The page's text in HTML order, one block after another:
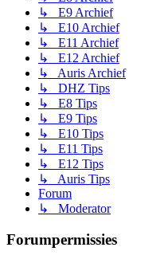
↳ E9 Archief
↳ E10 Archief
↳ E11 Archief
↳ E12 Archief
↳ Auris Archief
↳ DHZ Tips
↳ E8 Tips
↳ E9 Tips
↳ E10 Tips
↳ E11 Tips
↳ E12 Tips
↳ Auris Tips
Forum
↳ Moderator
Forumpermissies